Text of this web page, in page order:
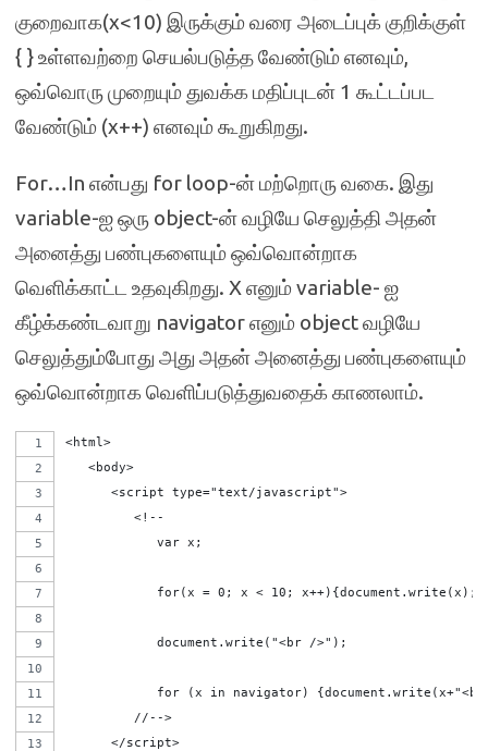
குறைவாக(x<10) இருக்கும் வரை அடைப்புக் குறிக்குள்
{ } உள்ளவற்றை செயல்படுத்த வேண்டும் எனவும்,
ஒவ்வொரு முறையும் துவக்க மதிப்புடன் 1 கூட்டப்பட
வேண்டும் (x++) எனவும் கூறுகிறது.
For…In என்பது for loop-ன் மற்றொரு வகை. இது
variable-ஐ ஒரு object-ன் வழியே செலுத்தி அதன்
அனைத்து பண்புகளையும் ஒவ்வொன்றாக
வெளிக்காட்ட உதவுகிறது. X எனும் variable- ஐ
கீழ்க்கண்டவாறு navigator எனும் object வழியே
செலுத்தும்போது அது அதன் அனைத்து பண்புகளையும்
ஒவ்வொன்றாக வெளிப்படுத்துவதைக் காணலாம்.
<html>
   <body>
      <script type="text/javascript">
         <!--
            var x;
for(x = 0; x < 10;
            document.write("<br />");
for (x in navigator)
         //-->
      </script>